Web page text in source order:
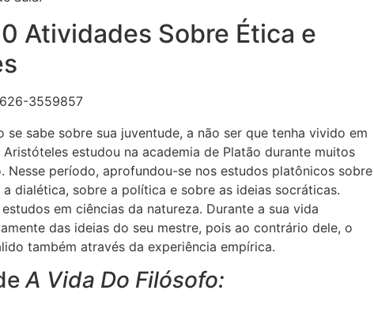
Atividades Sobre Ética e
sabe sobre sua juventude, a não ser que tenha vivido em
estudou na academia de Platão durante muitos
período, aprofundou-se nos estudos platônicos sobre
dialética, sobre a política e sobre as ideias socráticas.
em ciências da natureza. Durante a sua vida
das ideias do seu mestre, pois ao contrário dele, o
também através da experiência empírica.
A Vida Do Filósofo: